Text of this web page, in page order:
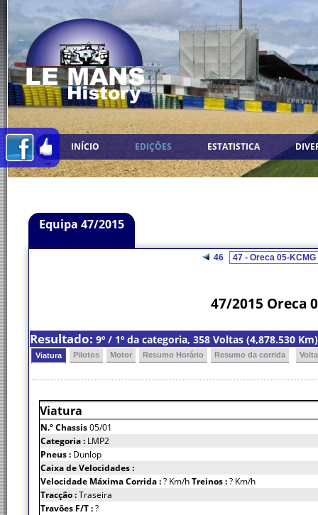
INÍCIO EDIÇÕES ESTATISTICA
Equipa 47/2015
46
47/2015 Oreca
Resultado: 9º / 1º da categoria, 358 Voltas (4,878.530
Viatura Pilotos Motor Resumo Horário Resumo da corrida
Viatura
N.º Chassis05/01
Categoria : LMP2
Pneus : Dunlop
Caixa de Velocidades :
Velocidade Máxima Corrida :? Km/hTreinos :? Km/h
Tracção :Traseira
Travões F/T :?